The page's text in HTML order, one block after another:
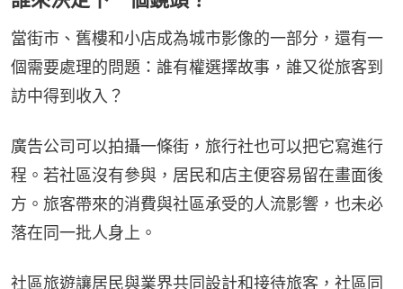
當街市、舊樓和小店成為城市影像的一部分，還有一
個需要處理的問題：誰有權選擇故事，誰又從旅客到
訪中得到收入？
廣告公司可以拍攝一條街，旅行社也可以把它寫進行
程。若社區沒有參與，居民和店主便容易留在畫面後
方。旅客帶來的消費與社區承受的人流影響，也未必
落在同一批人身上。
社區旅遊讓居民與業界共同設計和接待旅客，社區同